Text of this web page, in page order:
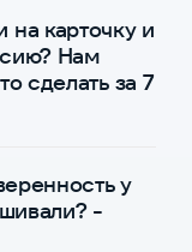
на карточку и
Нам
сделать за 7
у
-